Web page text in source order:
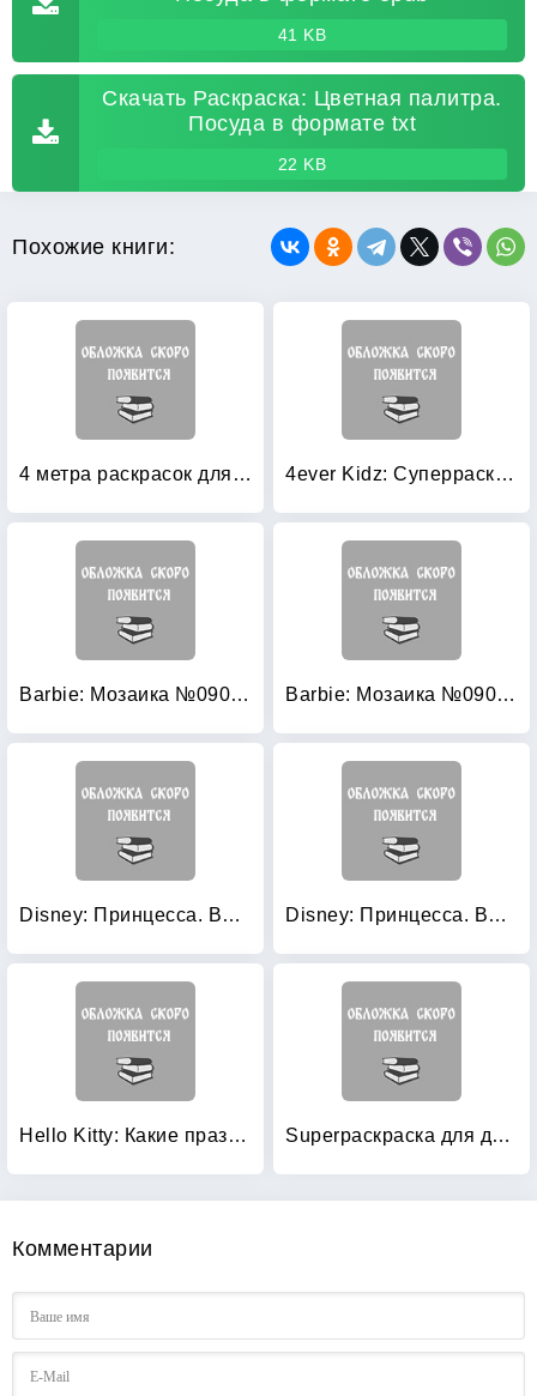
41 KB
Скачать Раскраска: Цветная палитра.
Посуда в формате txt
22 KB
Похожие книги:
4 метра раскрасок для супердевочки (комплект из 4-х раскрасок) (количество томов: 4) 4ever Kidz: Суперраскраска
Barbie: Мозаика №0901. Книжка с наклейками Barbie: Мозаика №0902. Книжка с наклейками
Disney: Принцесса. Водная раскраска. Арт. 104794 Disney: Принцесса. Водная раскраска. Арт. 21433
Hello Kitty: Какие праздники ты любишь? Superраскраска для девочек: Волшебные сны маленькой принцессы
Комментарии